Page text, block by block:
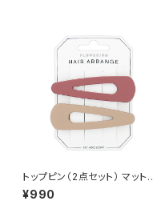
トップピン（2点セット） マット
ラー HTP0233-PK（ピンク）
¥990